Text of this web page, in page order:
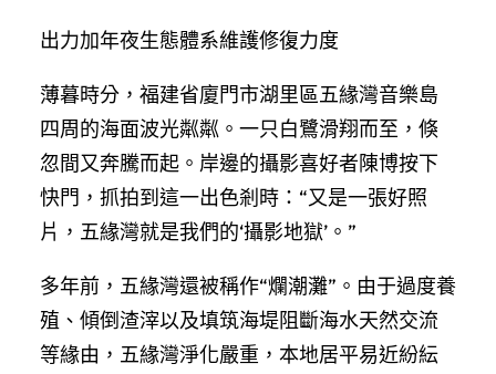
出力加年夜生態體系維護修復力度
薄暮時分，福建省廈門市湖里區五緣灣音樂島
四周的海面波光粼粼。一只白鷺滑翔而至，倏
忽間又奔騰而起。岸邊的攝影喜好者陳博按下
快門，抓拍到這一出色剎時：“又是一張好照
片，五緣灣就是我們的‘攝影地獄’。”
多年前，五緣灣還被稱作“爛潮灘”。由于過度養
殖、傾倒渣滓以及填筑海堤阻斷海水天然交流
等緣由，五緣灣淨化嚴重，本地居平易近紛紜